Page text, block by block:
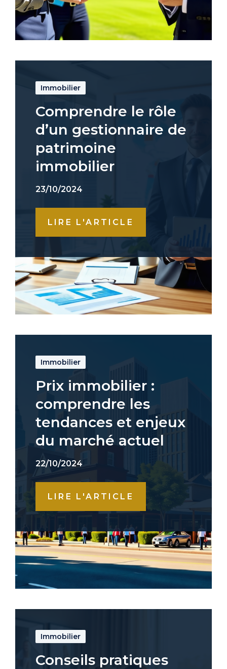
Immobilier
Comprendre le rôle
d’un gestionnaire de
patrimoine
immobilier
23/10/2024
LIRE L'ARTICLE
Immobilier
Prix immobilier :
comprendre les
tendances et enjeux
du marché actuel
22/10/2024
LIRE L'ARTICLE
Immobilier
Conseils pratiques